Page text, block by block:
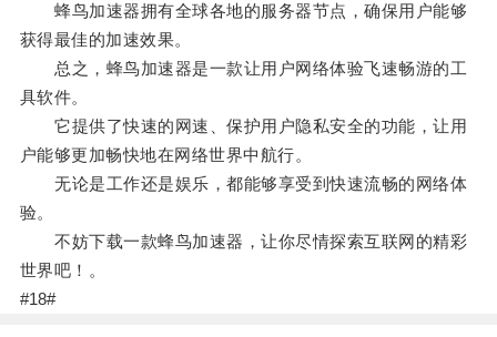
蜂鸟加速器拥有全球各地的服务器节点，确保用户能够
获得最佳的加速效果。
总之，蜂鸟加速器是一款让用户网络体验飞速畅游的工
具软件。
它提供了快速的网速、保护用户隐私安全的功能，让用
户能够更加畅快地在网络世界中航行。
无论是工作还是娱乐，都能够享受到快速流畅的网络体
验。
不妨下载一款蜂鸟加速器，让你尽情探索互联网的精彩
世界吧！。
#18#